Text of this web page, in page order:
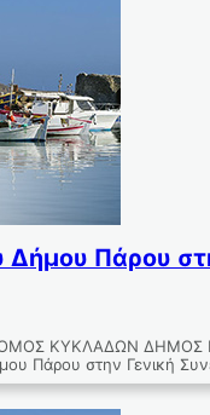
Πάρου
ΚΥΚΛΑΔΩΝ ΔΗΜΟΣ
Πάρου στην Γενική